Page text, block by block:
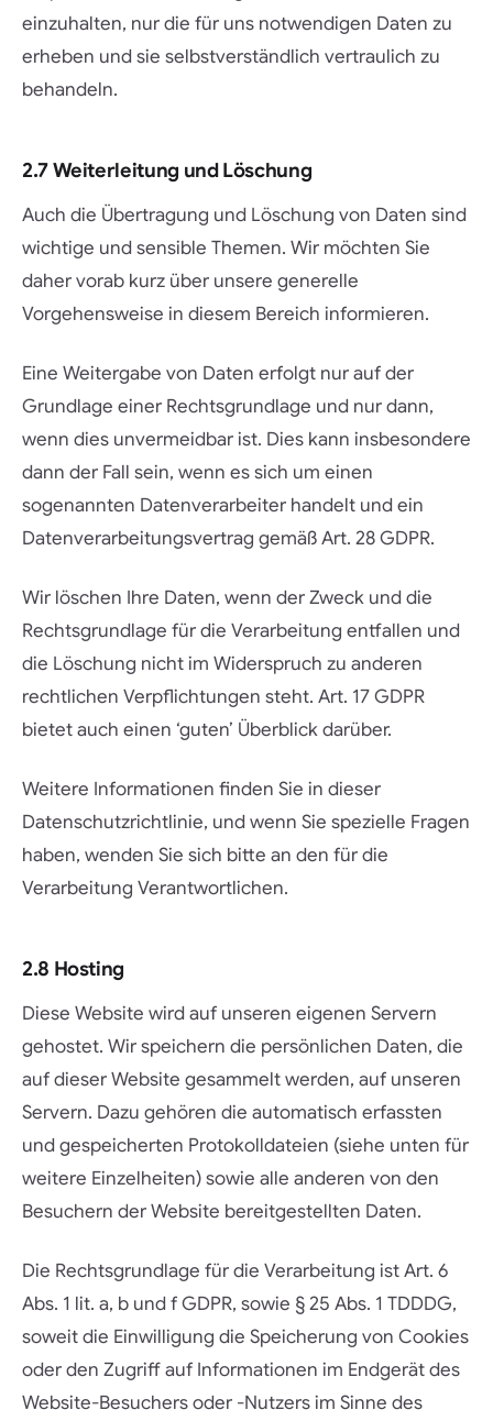
einzuhalten, nur die für uns notwendigen Daten zu
erheben und sie selbstverständlich vertraulich zu
behandeln.
2.7 Weiterleitung und Löschung
Auch die Übertragung und Löschung von Daten sind
wichtige und sensible Themen. Wir möchten Sie
daher vorab kurz über unsere generelle
Vorgehensweise in diesem Bereich informieren.
Eine Weitergabe von Daten erfolgt nur auf der
Grundlage einer Rechtsgrundlage und nur dann,
wenn dies unvermeidbar ist. Dies kann insbesondere
dann der Fall sein, wenn es sich um einen
sogenannten Datenverarbeiter handelt und ein
Datenverarbeitungsvertrag gemäß Art. 28 GDPR.
Wir löschen Ihre Daten, wenn der Zweck und die
Rechtsgrundlage für die Verarbeitung entfallen und
die Löschung nicht im Widerspruch zu anderen
rechtlichen Verpflichtungen steht. Art. 17 GDPR
bietet auch einen ‘guten’ Überblick darüber.
Weitere Informationen finden Sie in dieser
Datenschutzrichtlinie, und wenn Sie spezielle Fragen
haben, wenden Sie sich bitte an den für die
Verarbeitung Verantwortlichen.
2.8 Hosting
Diese Website wird auf unseren eigenen Servern
gehostet. Wir speichern die persönlichen Daten, die
auf dieser Website gesammelt werden, auf unseren
Servern. Dazu gehören die automatisch erfassten
und gespeicherten Protokolldateien (siehe unten für
weitere Einzelheiten) sowie alle anderen von den
Besuchern der Website bereitgestellten Daten.
Die Rechtsgrundlage für die Verarbeitung ist Art. 6
Abs. 1 lit. a, b und f GDPR, sowie § 25 Abs. 1 TDDDG,
soweit die Einwilligung die Speicherung von Cookies
oder den Zugriff auf Informationen im Endgerät des
Website-Besuchers oder -Nutzers im Sinne des